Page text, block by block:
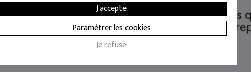
J'accepte
Paramétrer les cookies
Je refuse